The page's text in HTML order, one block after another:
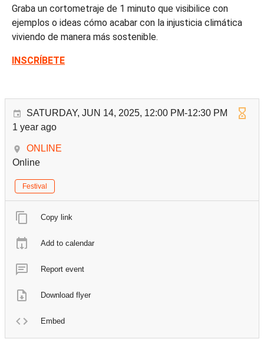
Graba un cortometraje de 1 minuto que visibilice con
ejemplos o ideas cómo acabar con la injusticia climática
viviendo de manera más sostenible.
INSCRÍBETE
SATURDAY, JUN 14, 2025, 12:00 PM-12:30 PM
1 year ago
ONLINE
Online
Festival
Copy link
Add to calendar
Report event
Download flyer
Embed